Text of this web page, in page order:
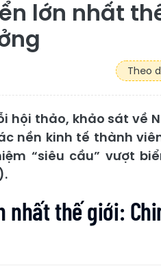
lớn nhất
Theo
hội thảo, khảo sát về
nền kinh tế thành
“siêu cầu” vượt
nhất thế giới: